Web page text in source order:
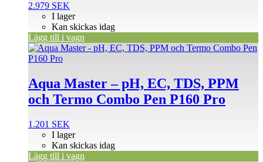
2.979 SEK
I lager
Kan skickas idag
Lägg till i vagn
Aqua Master – pH, EC, TDS, PPM
och Termo Combo Pen P160 Pro
1.201 SEK
I lager
Kan skickas idag
Lägg till i vagn